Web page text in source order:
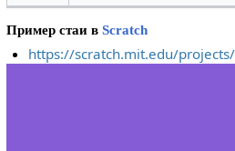
Пример стаи в Scratch
https://scratch.mit.edu/